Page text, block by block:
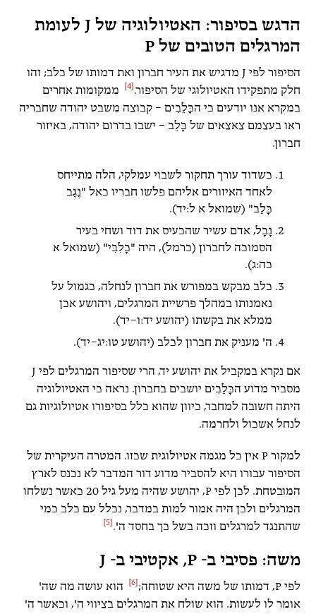
הדגש בסיפור: האטיולוגיה של J לעומת
המרגלים הטובים של P
הסיפור לפי J מדגיש את העיר חברון ואת דמותו של כלב; זהו
חלק מתפקידו האטיולוגי של הסיפור. [4]
ממקומות אחרים
במקרא אנו יודעים כי הכָּלֵבִים – קבוצה משבט יהודה שחבריה
ראו בעצמם צאצאים של כָּלֵב – ישבו בדרום יהודה, באיזור
חברון.
כשדוד עורך תחקור לשבוי עמלקי, הלה מתייחס
לאחד האיזורים אליהם פלשו חבריו כאל "נֶגֶב
כָּלֵב" (שמואל א ל:יד).
נָבָל, אדם עשיר שהכעיס את דוד ושחי בעיר
הסמוכה לחברון (כרמל), היה "כָלִבִּי" (שמואל א
כה:ג).
כלב מבקש במפורש את חברון לנחלה, כגמול על
נאמנותו במהלך פרשיית המרגלים, ויהושע אכן
ממלא את בקשתו (יהושע יד:ו–יד).
ה' מעניק את חברון לכלב (יהושע טו:יג–יד).
אם נקרא במקביל את יהושע יד, הרי שסיפור המרגלים לפי J
מסביר מדוע הכָּלֵבִים יושבים בחברון. נראה כי האטיולוגיה
היתה חשובה למחבר, כיוון שהוא כלל בסיפורו אטיולוגיות גם
לנחל אשכול ולחרמה.
למקור P אין כל מגמה אטיולוגית שכזו. המטרה העיקרית של
הסיפור עבורו היא להסביר מדוע דור המדבר לא נכנס לארץ
המובטחת. לכן לפי P, יהושע שהיה מעל גיל 20 כאשר נשלחו
המרגלים ולכן היה אמור למות במדבר, נכלל עם כלב כמי
שהתנגד למרגלים וזכה בשל כך בחסד ה'. [5]
משה: פסיבי ב- P, אקטיבי ב- J
לפי P, דמותו של משה היא שטוחה; [6]
הוא עושה מה שה'
אומר לו לעשות. הוא שולח את המרגלים בציווי ה', וכאשר ה'